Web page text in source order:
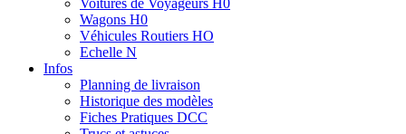
Voitures de Voyageurs H0
Wagons H0
Véhicules Routiers HO
Echelle N
Infos
Planning de livraison
Historique des modèles
Fiches Pratiques DCC